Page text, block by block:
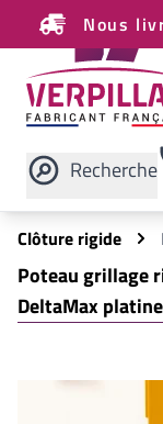
Nous
Recherche
Rechercher
Clôture rigide
Poteau grillage
DeltaMax